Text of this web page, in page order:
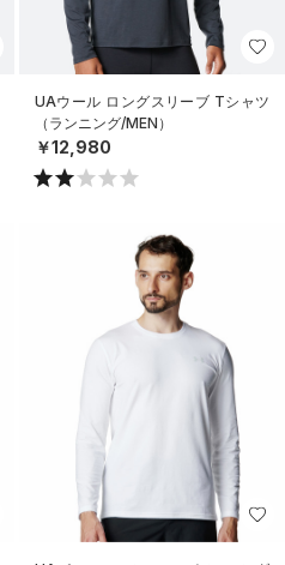
UAウール ロングスリーブ Tシャツ
（ランニング/MEN）
￥12,980